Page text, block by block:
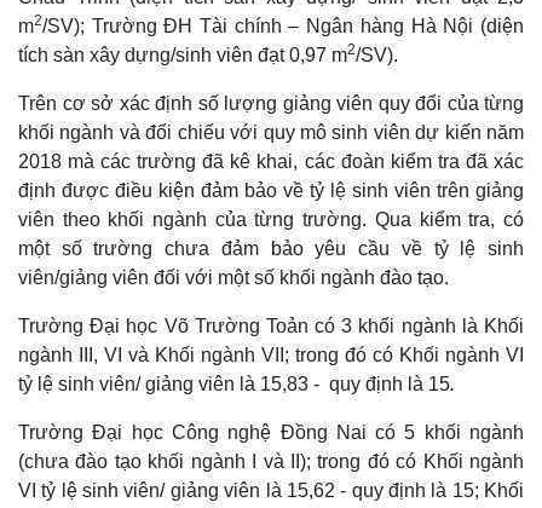
Thế giới
Quan sát
Hồ sơ
Multimedia
Video
E-Magazine
Infographic
m2/SV); Trường ĐH Tài chính – Ngân hàng Hà Nội (diện
tích sàn xây dựng/sinh viên đạt 0,97 m2/SV).
Trên cơ sở xác định số lượng giảng viên quy đổi của từng
khối ngành và đối chiếu với quy mô sinh viên dự kiến năm
2018 mà các trường đã kê khai, các đoàn kiểm tra đã xác
định được điều kiện đảm bảo về tỷ lệ sinh viên trên giảng
viên theo khối ngành của từng trường. Qua kiểm tra, có
một số trường chưa đảm bảo yêu cầu về tỷ lệ sinh
viên/giảng viên đối với một số khối ngành đào tạo.
Trường Đại học Võ Trường Toản có 3 khối ngành là Khối
ngành III, VI và Khối ngành VII; trong đó có Khối ngành VI
tỷ lệ sinh viên/ giảng viên là 15,83 - quy định là 15.
Trường Đại học Công nghệ Đồng Nai có 5 khối ngành
(chưa đào tạo khối ngành I và II); trong đó có Khối ngành
VI tỷ lệ sinh viên/ giảng viên là 15,62 - quy định là 15; Khối